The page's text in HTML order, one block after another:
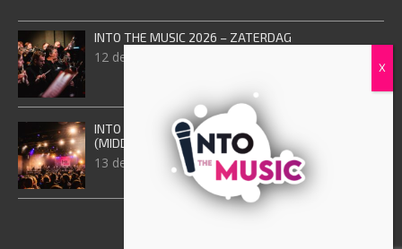
INTO THE MUSIC 2026 – ZATERDAG
12 december, 2026
INTO THE MUSIC 2026 – ZONDAG
(MIDDAGVOORSTELING)
13 december, 2026